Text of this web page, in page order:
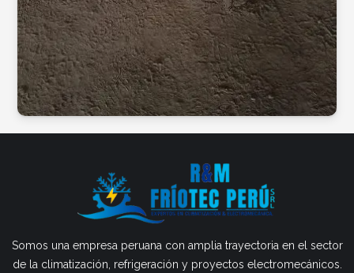
Somos una empresa peruana con amplia trayectoria en el sector
de la climatización, refrigeración y proyectos electromecánicos.